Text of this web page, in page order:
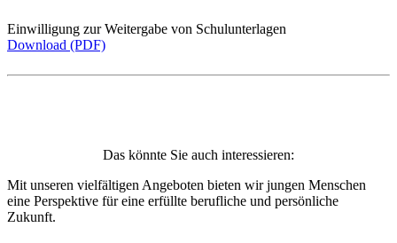
Einwilligung zur Weitergabe von Schulunterlagen
Download (PDF)
Das könnte Sie auch interessieren:
Mit unseren vielfältigen Angeboten bieten wir jungen Menschen
eine Perspektive für eine erfüllte berufliche und persönliche
Zukunft.